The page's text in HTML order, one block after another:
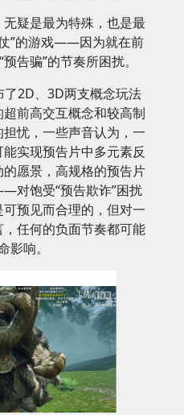
疑是最为特殊，也是最
”的游戏——因为就在前
告骗”的节奏所困扰。
2D、3D两支概念玩法
前高交互概念和较高制
忧，一些声音认为，一
实现预告片中多元素反
愿景，高规格的预告片
对饱受“预告欺诈”困扰
预见而合理的，但对一
任何的负面节奏都可能
影响。